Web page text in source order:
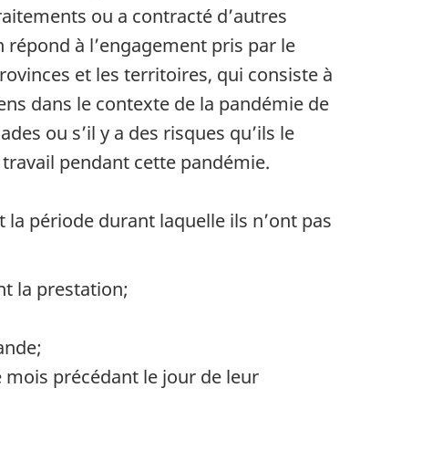
ou a contracté d’autres
à l’engagement pris par le
et les territoires, qui consiste à
dans le contexte de la pandémie de
ou s’il y a des risques qu’ils le
pendant cette pandémie.
période durant laquelle ils n’ont pas
la prestation;
mois précédant le jour de leur